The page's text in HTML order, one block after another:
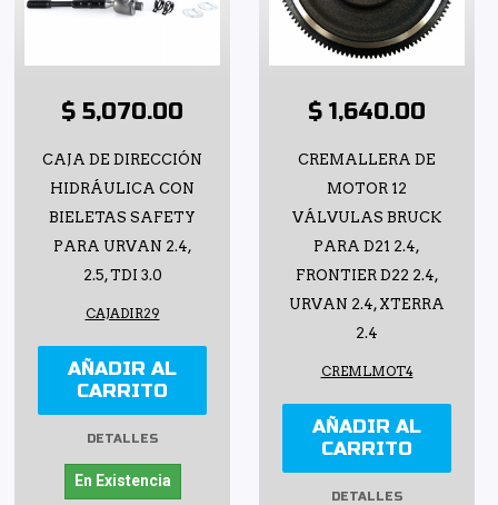
$ 5,070.00
CAJA DE DIRECCIÓN
HIDRÁULICA CON
BIELETAS SAFETY
PARA URVAN 2.4,
2.5, TDI 3.0
CAJADIR29
AÑADIR AL
CARRITO
DETALLES
En Existencia
$ 1,640.00
CREMALLERA DE
MOTOR 12
VÁLVULAS BRUCK
PARA D21 2.4,
FRONTIER D22 2.4,
URVAN 2.4, XTERRA
2.4
CREMLMOT4
AÑADIR AL
CARRITO
DETALLES